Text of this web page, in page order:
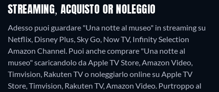
STREAMING, ACQUISTO OR NOLEGGIO
Adesso puoi guardare "Una notte al museo" in streaming su
Netflix, Disney Plus, Sky Go, Now TV, Infinity Selection
Amazon Channel. Puoi anche comprare "Una notte al
museo" scaricandolo da Apple TV Store, Amazon Video,
Timvision, Rakuten TV o noleggiarlo online su Apple TV
Store, Timvision, Rakuten TV, Amazon Video. Purtroppo al